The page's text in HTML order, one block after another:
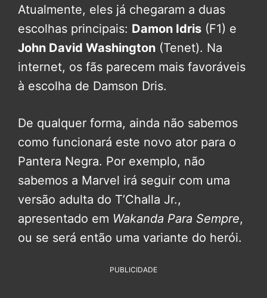
Atualmente, eles já chegaram a duas
escolhas principais: Damon Idris (F1) e
John David Washington (Tenet). Na
internet, os fãs parecem mais favoráveis
à escolha de Damson Dris.
De qualquer forma, ainda não sabemos
como funcionará este novo ator para o
Pantera Negra. Por exemplo, não
sabemos a Marvel irá seguir com uma
versão adulta do T’Challa Jr.,
apresentado em Wakanda Para Sempre,
ou se será então uma variante do herói.
PUBLICIDADE